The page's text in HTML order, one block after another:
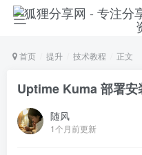
首页 提升 技术教程 正文
Uptime Kuma 部署安
随风
1个月前更新